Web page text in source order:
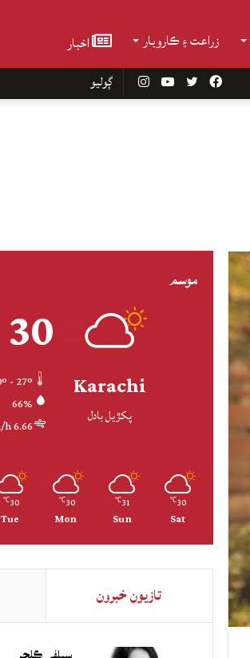
زراعت ۽ ڪاروبار اخبار
InstagramYouTube Twitter
Facebook
موسم
Karachi
پکڙيل بادل
30
66%
6.66 km/h
30
℃
Sat
31
℃
Sun
30
℃
Mon
30
℃
Tue
تازيون خبرون